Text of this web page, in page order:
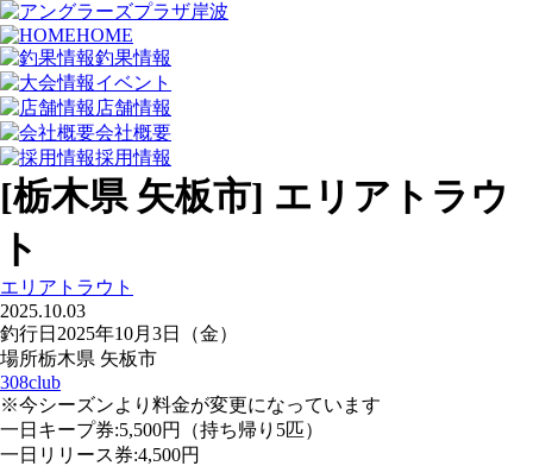
HOME
釣果情報
イベント
店舗情報
会社概要
採用情報
[栃木県 矢板市] エリアトラウ
ト
エリアトラウト
2025.10.03
釣行日 2025年10月3日（金）
場所栃木県 矢板市
308club
※今シーズンより料金が変更になっています
一日キープ券:5,500円（持ち帰り5匹）
一日リリース券:4,500円